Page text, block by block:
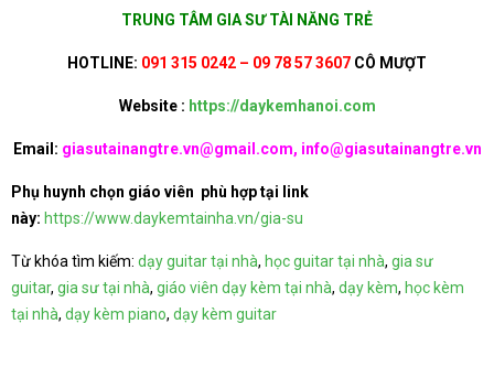
TRUNG TÂM GIA SƯ TÀI NĂNG TRẺ
HOTLINE: 091 315 0242 – 09 78 57 3607 CÔ MƯỢT
Website : https://daykemhanoi.com
Email: giasutainangtre.vn@gmail.com, info@giasutainangtre.vn
Phụ huynh chọn giáo viên phù hợp tại link
này: https://www.daykemtainha.vn/gia-su
Từ khóa tìm kiếm: dạy guitar tại nhà, học guitar tại nhà, gia sư
guitar, gia sư tại nhà, giáo viên dạy kèm tại nhà, dạy kèm, học kèm
tại nhà, dạy kèm piano, dạy kèm guitar